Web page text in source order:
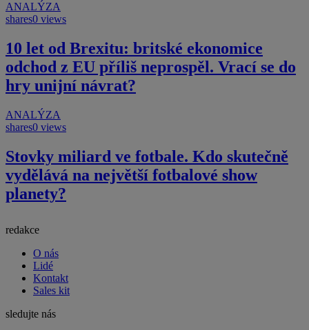
ANALÝZA
shares0 views
10 let od Brexitu: britské ekonomice
odchod z EU příliš neprospěl. Vrací se do
hry unijní návrat?
ANALÝZA
shares0 views
Stovky miliard ve fotbale. Kdo skutečně
vydělává na největší fotbalové show
planety?
redakce
O nás
Lidé
Kontakt
Sales kit
sledujte nás